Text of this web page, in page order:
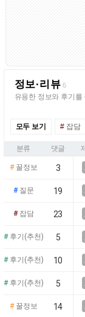
정보·리뷰 6
유용한 정보와 후기
모두 보기 # 잡담
분류 댓글
#꿀정보 3
#질문 19
#잡담 23
#후기(추천) 5
#후기(추천) 10
#후기(추천) 5
#꿀정보 14